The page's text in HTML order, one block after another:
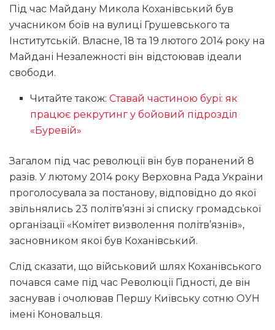
Під час Майдану Микола Коханівський був
учасником боїв на вулиці Грушевського та
Інститутській. Власне, 18 та 19 лютого 2014 року на
Майдані Незалежності він відстоював ідеали
свободи.
Читайте також:Ставай частиною бурі: як
працює рекрутинг у бойовий підрозділ
«Буревій»
Загалом під час революції він був поранений 8
разів. У лютому 2014 року Верховна Рада України
проголосувала за постанову, відповідно до якої
звільнялись 23 політв’язні зі списку громадської
організації «Комітет визволення політв’язнів»,
засновником якої був Коханівський.
Слід сказати, що військовий шлях Коханівського
почався саме під час Революції Гідності, де він
заснував і очолював Першу Київську сотню ОУН
імені Коновальця.